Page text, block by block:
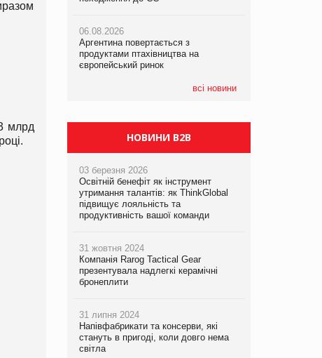
млрд
06.08.2026
Аргентина повертається з
продуктами птахівництва на
європейський ринок
всі новини
05.08.2026
Смачне поповнення дитячого меню:
у VARUS з’явилися новинки від ТМ
ТОКЕРИ
хлібобулочні вироби на
PrivateLabel&FMCG Master 2026
06.08.2026
Аргентина повертається з
продуктами птахівництва на
європейський ринок
НОВИНИ B2B
03 березня 2026
Освітній бенефіт як інструмент
утримання талантів: як ThinkGlobal
підвищує лояльність та
продуктивність вашої команди
31 жовтня 2024
Компанія Rarog Tactical Gear
презентувала надлегкі керамічні
бронеплити
31 липня 2024
Напівфабрикати та консерви, які
стануть в пригоді, коли довго нема
світла